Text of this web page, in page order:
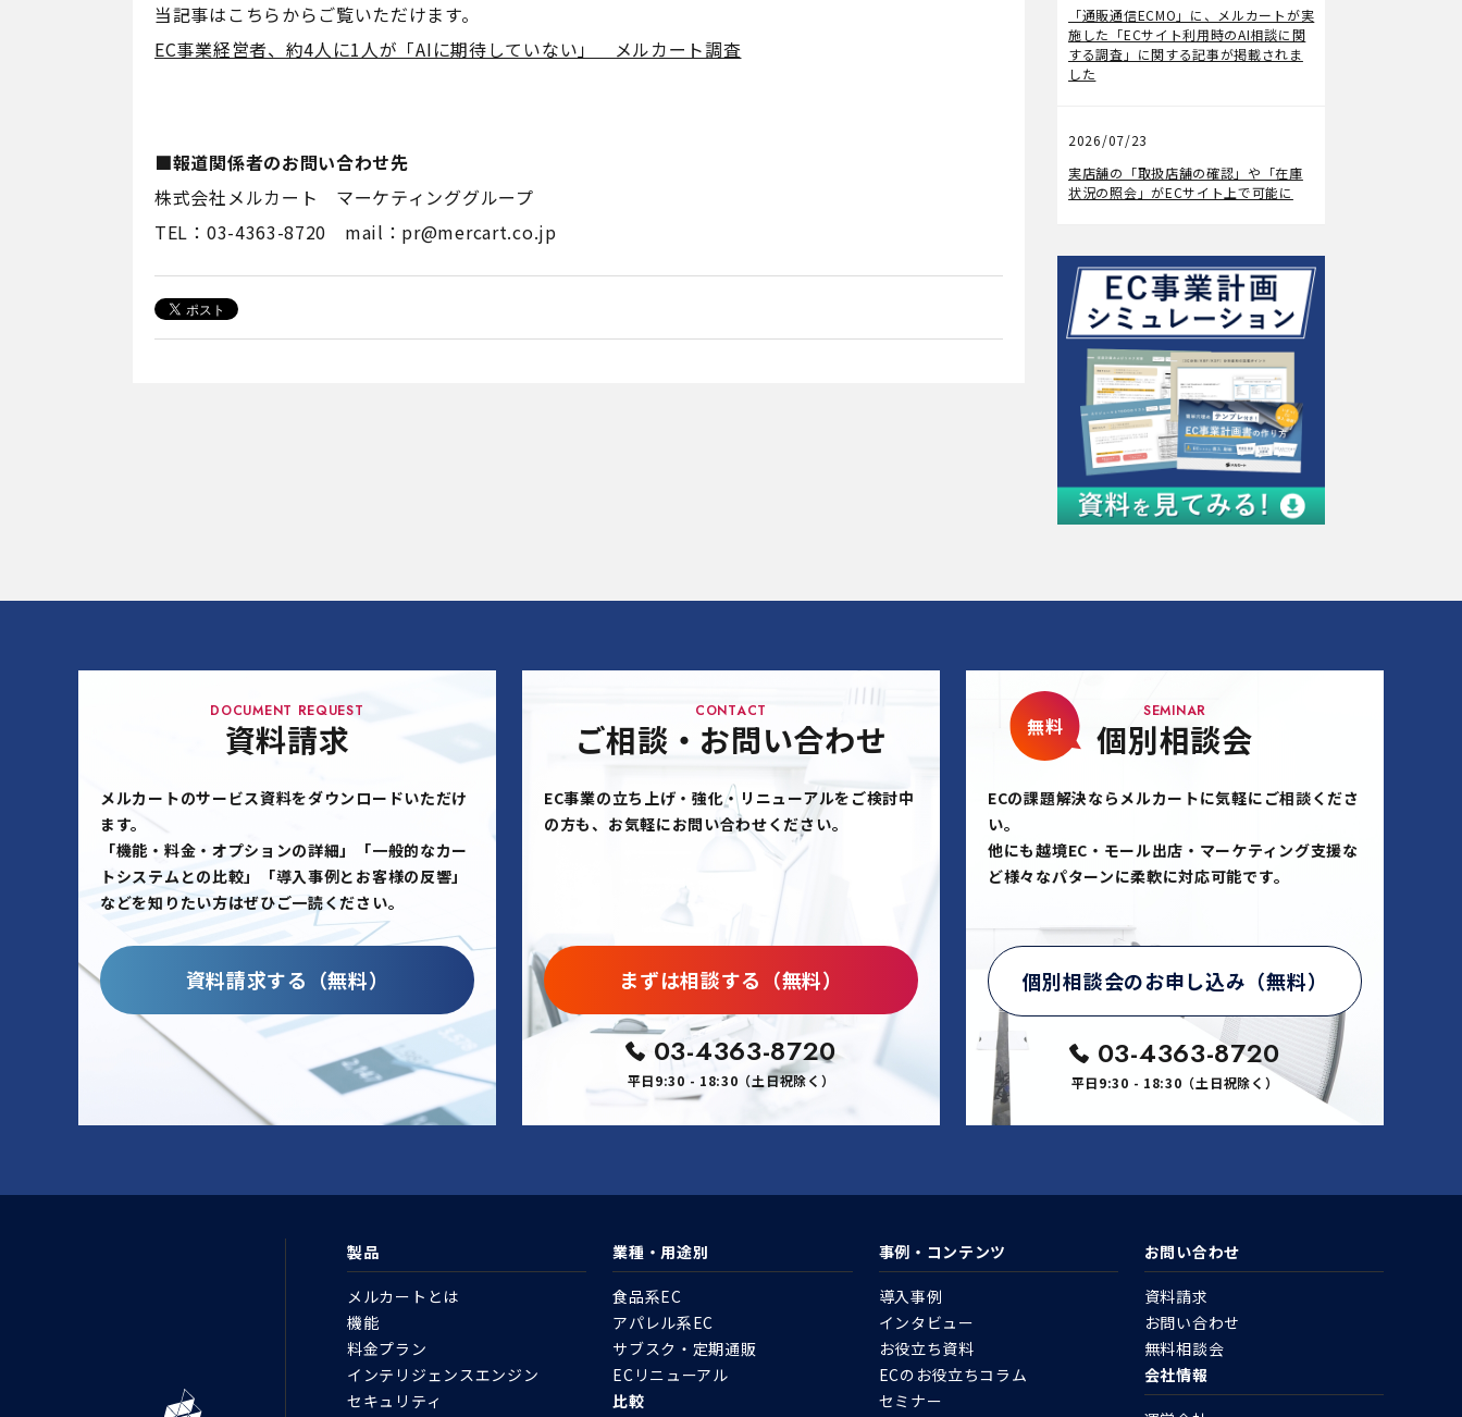
当記事はこちらからご覧いただけます。
EC事業経営者、約4人に1人が「AIに期待していない」 メルカート調査
■報道関係者のお問い合わせ先
株式会社メルカート マーケティンググループ
TEL：03-4363-8720 mail：pr@mercart.co.jp
「通販通信ECMO」に、メルカートが実
施した「ECサイト利用時のAI相談に関
する調査」に関する記事が掲載されま
した
2026/07/23
実店舗の「取扱店舗の確認」や「在庫
状況の照会」がECサイト上で可能に
DOCUMENT REQUEST
資料請求
メルカートのサービス資料をダウンロードいただけ
ます。
「機能・料金・オプションの詳細」「一般的なカー
トシステムとの比較」「導入事例とお客様の反響」
などを知りたい方はぜひご一読ください。
資料請求する（無料）
CONTACT
ご相談・お問い合わせ
EC事業の立ち上げ・強化・リニューアルをご検討中
の方も、お気軽にお問い合わせください。
まずは相談する（無料）
03-4363-8720
平日9:30 - 18:30（土日祝除く）
SEMINAR
個別相談会
無料
ECの課題解決ならメルカートに気軽にご相談くださ
い。
他にも越境EC・モール出店・マーケティング支援な
ど様々なパターンに柔軟に対応可能です。
個別相談会のお申し込み（無料）
03-4363-8720
平日9:30 - 18:30（土日祝除く）
製品
メルカートとは
機能
料金プラン
インテリジェンスエンジン
セキュリティ
業種・用途別
食品系EC
アパレル系EC
サブスク・定期通販
ECリニューアル
比較
事例・コンテンツ
導入事例
インタビュー
お役立ち資料
ECのお役立ちコラム
セミナー
お問い合わせ
資料請求
お問い合わせ
無料相談会
会社情報